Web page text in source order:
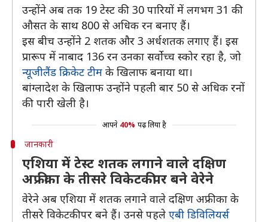
उन्होंने अब तक 19 टेस्ट की 30 पारियों में लगभग 31 की
औसत के साथ 800 से अधिक रन बनाए हैं।
इस बीच उन्होंने 2 शतक और 3 अर्धशतक लगाए हैं। इस
प्रारूप में नाबाद 136 रन उनका सर्वोच्च स्कोर रहा है, जो
न्यूजीलैंड क्रिकेट टीम के खिलाफ बनाया था।
बांग्लादेश के खिलाफ उन्होंने पहली बार 50 से अधिक रनों
की पारी खेली है।
आपने 40% पढ़ लिया है
जानकारी
एशिया में टेस्ट शतक लगाने वाले दक्षिण
अफ्रीका के तीसरे विकेटकीपर बने वेरेने
वेरेने अब एशिया में शतक लगाने वाले दक्षिण अफ्रीका के
तीसरे विकेटकीपर बने हैं। उनसे पहले एबी डिविलियर्स